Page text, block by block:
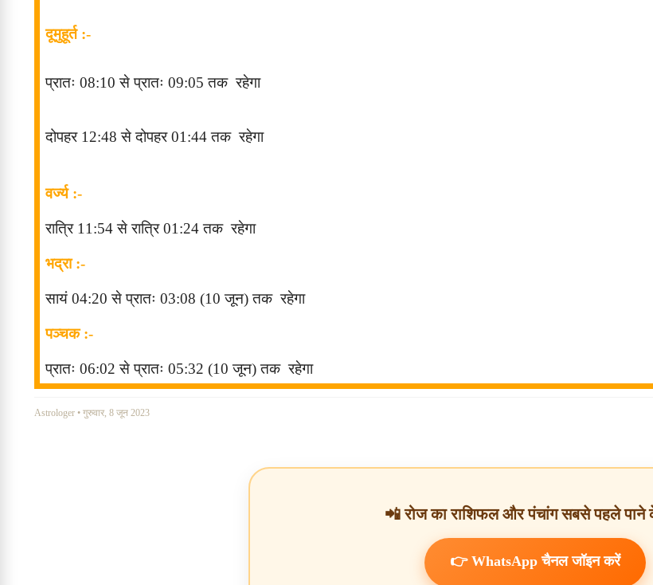
दूमुहूर्त:-
प्रातः 08:10से प्रातः 09:05तक रहेगा
दोपहर12:48से दोपहर 01 :44तक रहेगा
वर्ज्य :-
रात्रि 11 :54से रात्रि 01 :24तक रहेगा
भद्रा :-
सायं 04:20से प्रातः 03:08 (10 जून)तक रहेगा
पञ्चक :-
प्रातः 06:02सेप्रातः 05:32 (10 जून)तक रहेगा
Astrologer • गुरुवार, 8 जून 2023
📲 रोज का राशिफल और पंचांग सबसे पहले पाने
👉 WhatsApp चैनल जॉइन करें